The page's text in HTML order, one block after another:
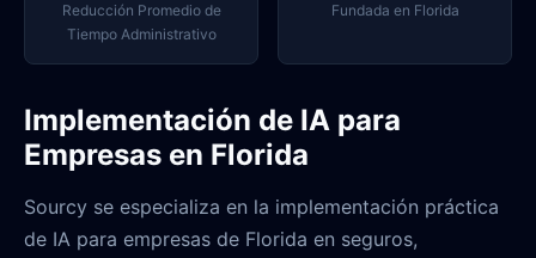
Reducción Promedio de
Tiempo Administrativo
Fundada en Florida
Implementación de IA para
Empresas en Florida
Sourcy se especializa en la implementación práctica
de IA para empresas de Florida en seguros,